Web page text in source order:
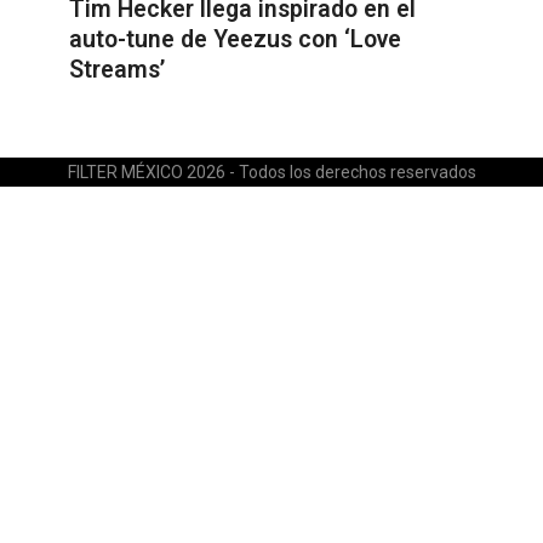
Tim Hecker llega inspirado en el
auto-tune de Yeezus con ‘Love
Streams’
FILTER MÉXICO 2026 - Todos los derechos reservados